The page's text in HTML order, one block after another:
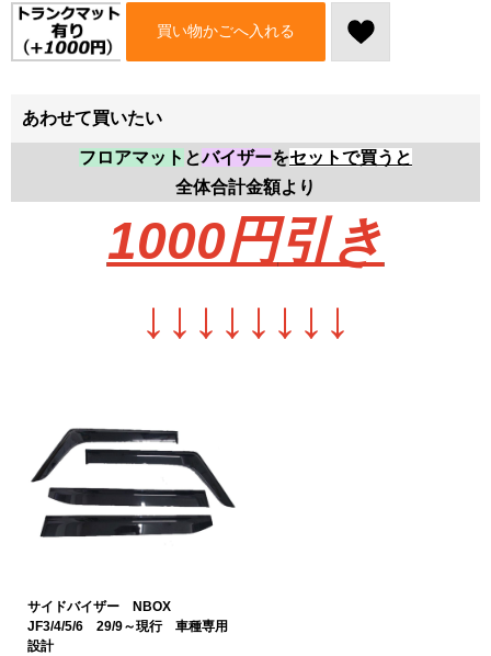
買い物かごへ入れる
あわせて買いたい
フロアマット とバイザーをセットで買うと
全体合計金額より
1000円引き
↓ ↓ ↓ ↓ ↓ ↓ ↓ ↓
サイドバイザー NBOX
JF3/4/5/6 29/9～現行 車種専用
設計